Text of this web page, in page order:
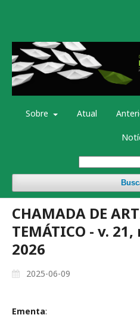
Sobre Atual
CHAMADA DE
TEMÁTICO - v.
2026
2025-06-09
Ementa: